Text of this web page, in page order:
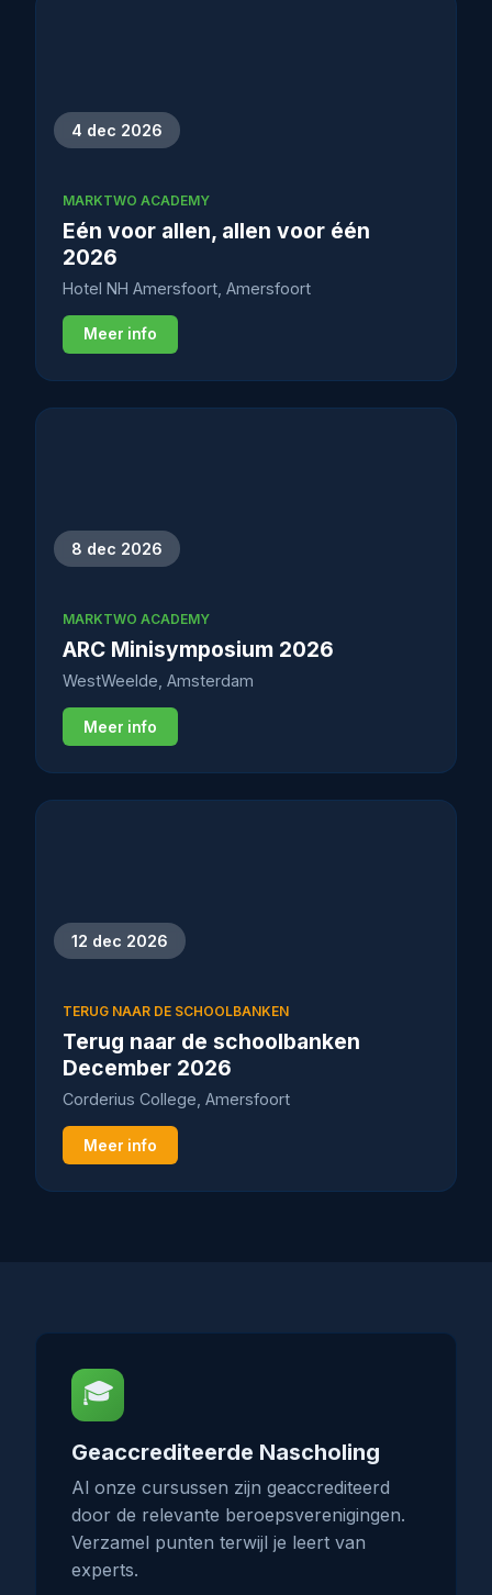
4 dec 2026
MARKTWO ACADEMY
Eén voor allen, allen voor één
2026
Hotel NH Amersfoort, Amersfoort
Meer info
8 dec 2026
MARKTWO ACADEMY
ARC Minisymposium 2026
WestWeelde, Amsterdam
Meer info
12 dec 2026
TERUG NAAR DE SCHOOLBANKEN
Terug naar de schoolbanken
December 2026
Corderius College, Amersfoort
Meer info
🎓
Geaccrediteerde Nascholing
Al onze cursussen zijn geaccrediteerd
door de relevante beroepsverenigingen.
Verzamel punten terwijl je leert van
experts.